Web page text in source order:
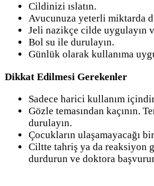
Cildinizi ıslatın.
Avucunuza yeterli miktarda
Jeli nazikçe cilde uygulayın
Bol su ile durulayın.
Günlük olarak kullanıma
Dikkat Edilmesi Gerekenler
Sadece harici kullanım
Gözle temasından kaçının.
durulayın.
Çocukların ulaşamayacağı
Ciltte tahriş ya da reaksiyon
durdurun ve doktora